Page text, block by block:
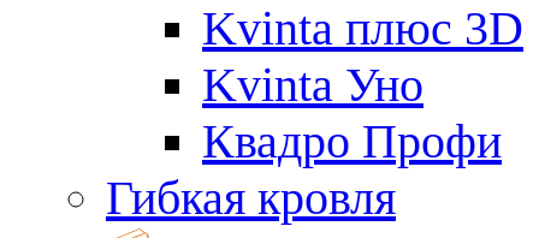
Kvinta плюс 3D
Kvinta Уно
Квадро Профи
Гибкая кровля